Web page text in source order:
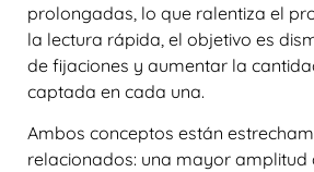
prolongadas, lo que ralentiza el
la lectura rápida, el objetivo es
de fijaciones y aumentar la
captada en cada una.
Ambos conceptos están
relacionados: una mayor amplitud